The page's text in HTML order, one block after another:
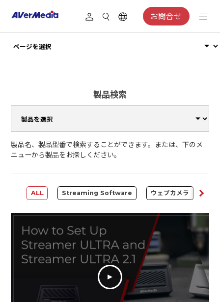
お問合せ
製品検索
製品名、製品型番で検索することができます。または、下のメ
ニューから製品をお探しください。
ALL Streaming Software ウェブカメラ